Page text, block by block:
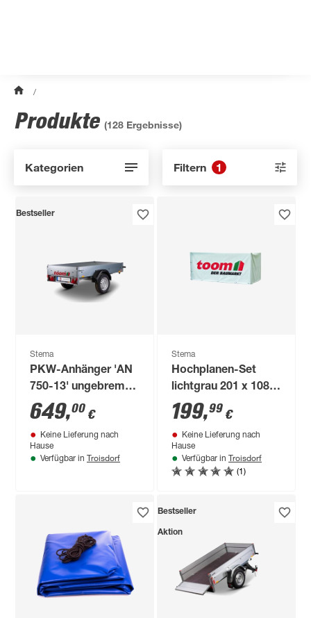
/
Produkte (128 Ergebnisse)
Kategorien Filtern 1
Bestseller
Stema
PKW-Anhänger 'AN
750-13' ungebremst
201 x 108 cm 750 kg
649,00 €
Keine Lieferung nach
Hause
Verfügbar in Troisdorf
Stema
Hochplanen-Set
lichtgrau 201 x 108
cm, mit
Hochspriegel
199,99 €
Keine Lieferung nach
Hause
Verfügbar in Troisdorf
(1)
Bestseller
Aktion